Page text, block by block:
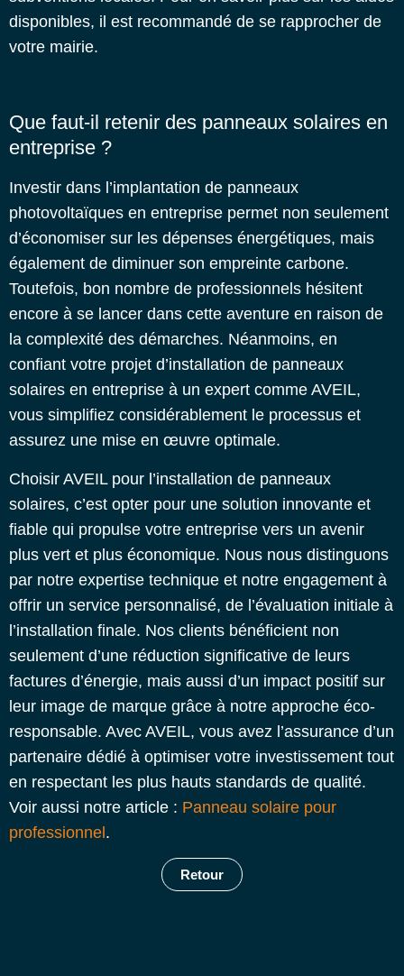
disponibles, il est recommandé de se rapprocher de
votre mairie.
Que faut-il retenir des panneaux solaires en
entreprise ?
Investir dans l’implantation de panneaux
photovoltaïques en entreprise permet non seulement
d’économiser sur les dépenses énergétiques, mais
également de diminuer son empreinte carbone.
Toutefois, bon nombre de professionnels hésitent
encore à se lancer dans cette aventure en raison de
la complexité des démarches. Néanmoins, en
confiant votre projet d’installation de panneaux
solaires en entreprise à un expert comme AVEIL,
vous simplifiez considérablement le processus et
assurez une mise en œuvre optimale.
Choisir AVEIL pour l’installation de panneaux
solaires, c’est opter pour une solution innovante et
fiable qui propulse votre entreprise vers un avenir
plus vert et plus économique. Nous nous distinguons
par notre expertise technique et notre engagement à
offrir un service personnalisé, de l’évaluation initiale à
l’installation finale. Nos clients bénéficient non
seulement d’une réduction significative de leurs
factures d’énergie, mais aussi d’un impact positif sur
leur image de marque grâce à notre approche éco-
responsable. Avec AVEIL, vous avez l’assurance d’un
partenaire dédié à optimiser votre investissement tout
en respectant les plus hauts standards de qualité.
Voir aussi notre article : Panneau solaire pour
professionnel.
Retour